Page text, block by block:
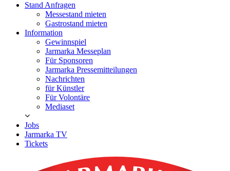
Stand Anfragen
Messestand mieten
Gastrostand mieten
Information
Gewinnspiel
Jarmarka Messeplan
Für Sponsoren
Jarmarka Pressemitteilungen
Nachrichten
für Künstler
Für Volontäre
Mediaset
Jobs
Jarmarka TV
Tickets